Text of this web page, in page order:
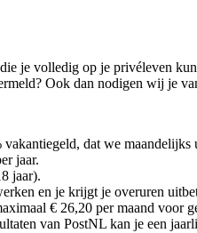
je volledig op je privéleven
Ook dan nodigen wij je
dat we maandelijks
jaar.
jaar).
en je krijgt je overuren
€ 26,20 per maand voor
van PostNL kan je een